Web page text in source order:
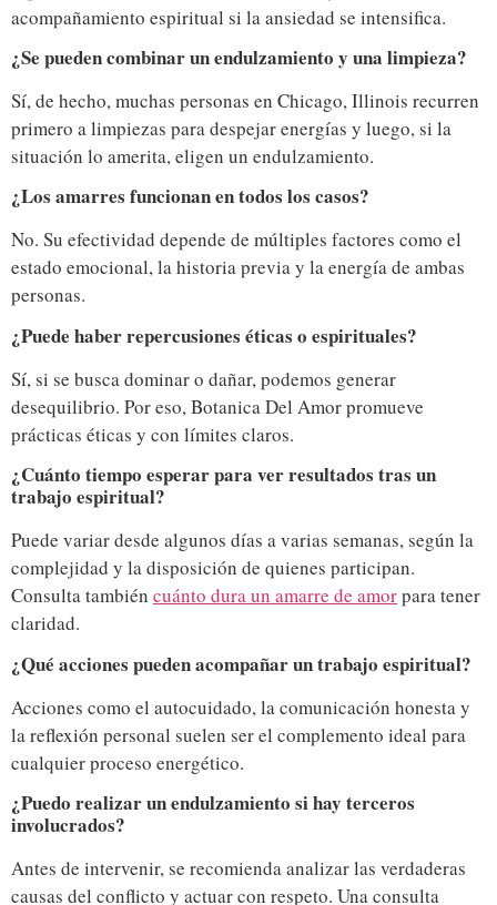
acompañamiento espiritual si la ansiedad se intensifica.
¿Se pueden combinar un endulzamiento y una limpieza?
Sí, de hecho, muchas personas en Chicago, Illinois recurren
primero a limpiezas para despejar energías y luego, si la
situación lo amerita, eligen un endulzamiento.
¿Los amarres funcionan en todos los casos?
No. Su efectividad depende de múltiples factores como el
estado emocional, la historia previa y la energía de ambas
personas.
¿Puede haber repercusiones éticas o espirituales?
Sí, si se busca dominar o dañar, podemos generar
desequilibrio. Por eso, Botanica Del Amor promueve
prácticas éticas y con límites claros.
¿Cuánto tiempo esperar para ver resultados tras un
trabajo espiritual?
Puede variar desde algunos días a varias semanas, según la
complejidad y la disposición de quienes participan.
Consulta también cuánto dura un amarre de amorpara tener
claridad.
¿Qué acciones pueden acompañar un trabajo espiritual?
Acciones como el autocuidado, la comunicación honesta y
la reflexión personal suelen ser el complemento ideal para
cualquier proceso energético.
¿Puedo realizar un endulzamiento si hay terceros
involucrados?
Antes de intervenir, se recomienda analizar las verdaderas
causas del conflicto y actuar con respeto. Una consulta